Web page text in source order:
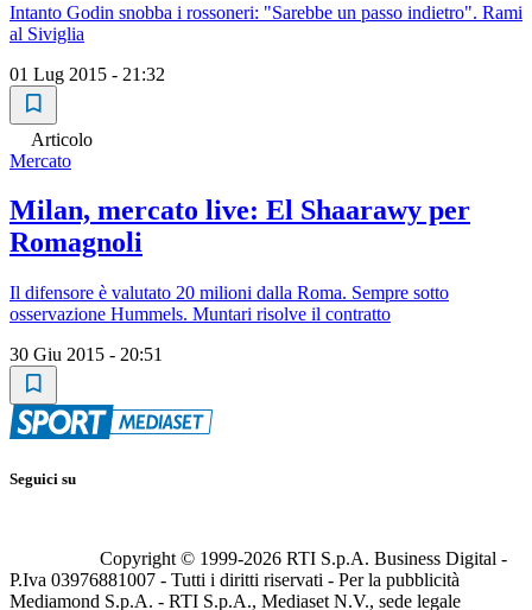
Intanto Godin snobba i rossoneri: "Sarebbe un passo indietro". Rami
al Siviglia
01 Lug 2015 - 21:32
Articolo
Mercato
Milan, mercato live: El Shaarawy per
Romagnoli
Il difensore è valutato 20 milioni dalla Roma. Sempre sotto
osservazione Hummels. Muntari risolve il contratto
30 Giu 2015 - 20:51
Seguici su
Copyright © 1999-2026 RTI S.p.A. Business Digital -
P.Iva 03976881007 - Tutti i diritti riservati - Per la pubblicità
Mediamond S.p.A. - RTI S.p.A., Mediaset N.V., sede legale